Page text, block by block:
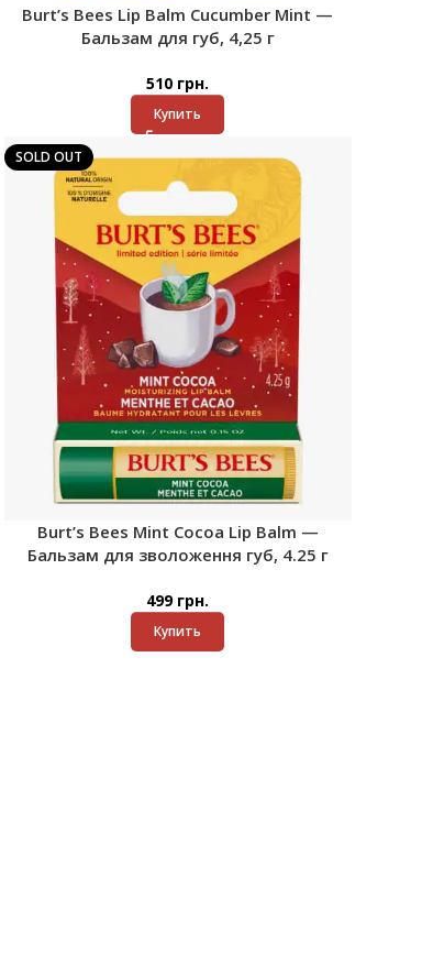
Burt’s Bees Lip Balm Cucumber Mint —
Бальзам для губ, 4,25 г
510 грн.
Купить
SOLD OUT
Burt’s Bees Mint Cocoa Lip Balm —
Бальзам для зволоження губ, 4.25 г
499 грн.
Купить